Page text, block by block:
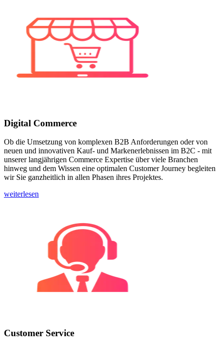
Digital Commerce
Ob die Umsetzung von kom­plexen B2B Anfor­derungen oder von
neuen und inno­vativen Kauf- und Marken­erlebnissen im B2C - mit
unserer lang­jährigen Commerce Expertise über viele Branchen
hinweg und dem Wissen eine optimalen Customer Journey begleiten
wir Sie ganz­heitlich in allen Phasen ihres Projektes.
weiterlesen
Customer Service